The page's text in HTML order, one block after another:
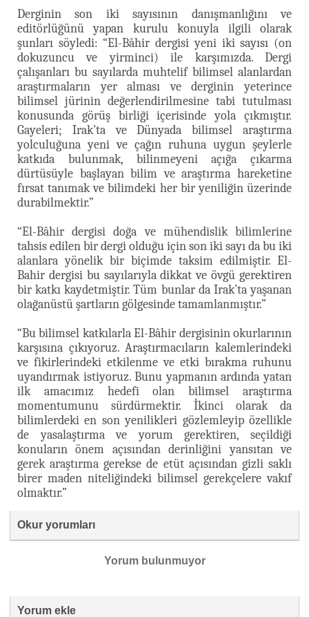
Derginin son iki sayısının danışmanlığını ve
editörlüğünü yapan kurulu konuyla ilgili olarak
şunları söyledi: “El-Bâhir dergisi yeni iki sayısı (on
dokuzuncu ve yirminci) ile karşımızda. Dergi
çalışanları bu sayılarda muhtelif bilimsel alanlardan
araştırmaların yer alması ve derginin yeterince
bilimsel jürinin değerlendirilmesine tabi tutulması
konusunda görüş birliği içerisinde yola çıkmıştır.
Gayeleri; Irak’ta ve Dünyada bilimsel araştırma
yolculuğuna yeni ve çağın ruhuna uygun şeylerle
katkıda bulunmak, bilinmeyeni açığa çıkarma
dürtüsüyle başlayan bilim ve araştırma hareketine
fırsat tanımak ve bilimdeki her bir yeniliğin üzerinde
durabilmektir.”
“El-Bâhir dergisi doğa ve mühendislik bilimlerine
tahsis edilen bir dergi olduğu için son iki sayı da bu iki
alanlara yönelik bir biçimde taksim edilmiştir. El-
Bahir dergisi bu sayılarıyla dikkat ve övgü gerektiren
bir katkı kaydetmiştir. Tüm bunlar da Irak’ta yaşanan
olağanüstü şartların gölgesinde tamamlanmıştır.”
“Bu bilimsel katkılarla El-Bâhir dergisinin okurlarının
karşısına çıkıyoruz. Araştırmacıların kalemlerindeki
ve fikirlerindeki etkilenme ve etki bırakma ruhunu
uyandırmak istiyoruz. Bunu yapmanın ardında yatan
ilk amacımız hedefi olan bilimsel araştırma
momentumunu sürdürmektir. İkinci olarak da
bilimlerdeki en son yenilikleri gözlemleyip özellikle
de yasalaştırma ve yorum gerektiren, seçildiği
konuların önem açısından derinliğini yansıtan ve
gerek araştırma gerekse de etüt açısından gizli saklı
birer maden niteliğindeki bilimsel gerekçelere vakıf
olmaktır.”
Okur yorumları
Yorum bulunmuyor
Yorum ekle